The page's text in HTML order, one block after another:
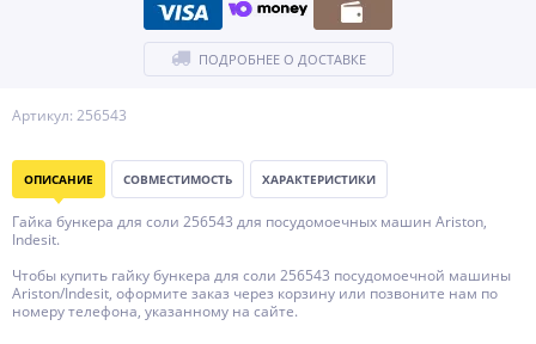
Артикул: 256543
ПОДРОБНЕЕ О ДОСТАВКЕ
ОПИСАНИЕ СОВМЕСТИМОСТЬ ХАРАКТЕРИСТИКИ
Гайка бункера для соли 256543 для посудомоечных машин Ariston,
Indesit.
Чтобы купить гайку бункера для соли 256543 посудомоечной машины
Ariston/Indesit, оформите заказ через корзину или позвоните нам по
номеру телефона, указанному на сайте.